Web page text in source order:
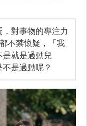
對事物的專注力
不禁懷疑，「我
是就是過動兒
是過動呢？